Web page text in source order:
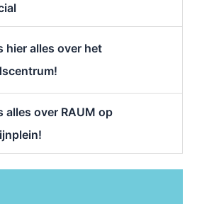
hier alles over het
alles over RAUM op